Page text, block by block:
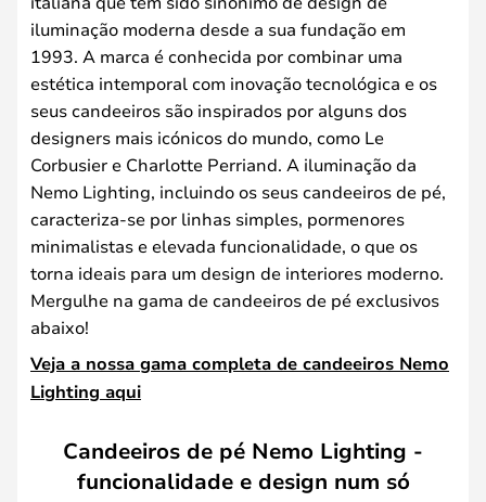
iluminação moderna desde a sua fundação em
1993. A marca é conhecida por combinar uma
estética intemporal com inovação tecnológica e os
seus candeeiros são inspirados por alguns dos
designers mais icónicos do mundo, como Le
Corbusier e Charlotte Perriand. A iluminação da
Nemo Lighting, incluindo os seus candeeiros de pé,
caracteriza-se por linhas simples, pormenores
minimalistas e elevada funcionalidade, o que os
torna ideais para um design de interiores moderno.
Mergulhe na gama de candeeiros de pé exclusivos
abaixo!
Veja a nossa gama completa de candeeiros Nemo
Lighting aqui
Candeeiros de pé Nemo Lighting -
funcionalidade e design num só